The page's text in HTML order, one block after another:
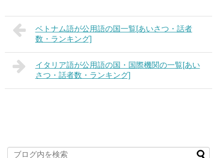
ベトナム語が公用語の国一覧[あいさつ・話者
数・ランキング]
イタリア語が公用語の国・国際機関の一覧[あい
さつ・話者数・ランキング]